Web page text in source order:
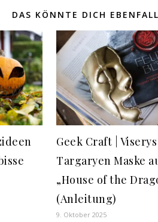
DAS KÖNNTE DICH
Geek Craft | Viserys
Targaryen Maske
„House of the
(Anleitung)
9. Oktober 2025